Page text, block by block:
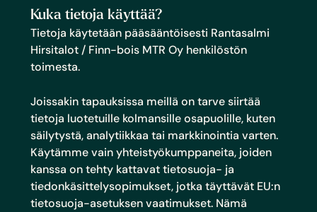
Kuka tietoja käyttää?
Tietoja käytetään pääsääntöisesti Rantasalmi
Hirsitalot / Finn-bois MTR Oy henkilöstön
toimesta.
Joissakin tapauksissa meillä on tarve siirtää
tietoja luotetuille kolmansille osapuolille, kuten
säilytystä, analytiikkaa tai markkinointia varten.
Käytämme vain yhteistyökumppaneita, joiden
kanssa on tehty kattavat tietosuoja- ja
tiedonkäsittelysopimukset, jotka täyttävät EU:n
tietosuoja-asetuksen vaatimukset. Nämä